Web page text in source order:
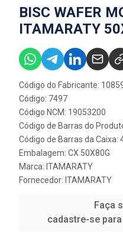
BISC WAFER
ITAMARATY
Código do Fabricante:
Código: 7497
Código NCM: 19053200
Código de Barras do
Código de Barras da Caixa:
Embalagem: CX 50X80G
Marca: ITAMARATY
Fornecedor: ITAMARATY
Faça
cadastre-se